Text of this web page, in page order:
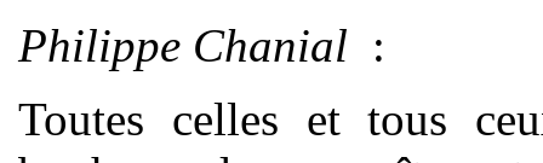
Philippe Chanial :
Toutes celles et tous